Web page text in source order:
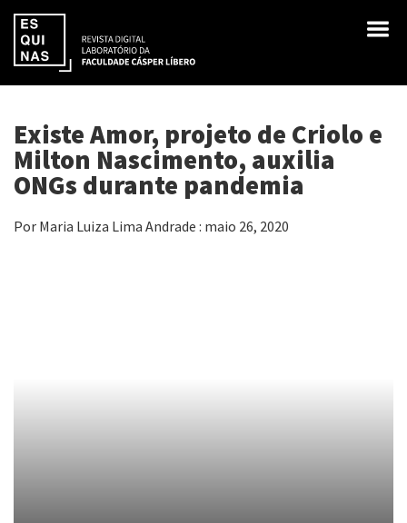
Existe Amor, projeto de Criolo e
Milton Nascimento, auxilia
ONGs durante pandemia
Por Maria Luiza Lima Andrade : maio 26, 2020